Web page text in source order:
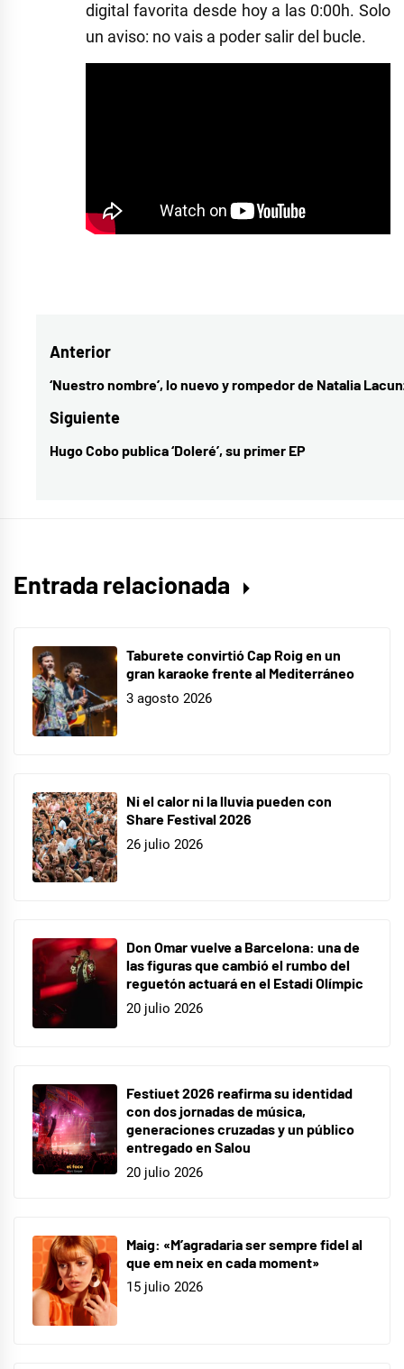
digital favorita desde hoy a las 0:00h. Solo
un aviso: no vais a poder salir del bucle.
estrenos
musicales,
música
Navegación
de
entradas
Anterior
Entrada
anterior:
‘Nuestro nombre’, lo nuevo y rompedor de Natalia
Siguiente
Entrada
Hugo Cobo publica ‘Doleré’, su primer EP
Entrada relacionada
Taburete convirtió Cap Roig en un
gran karaoke frente al Mediterráneo
3 agosto 2026
Ni el calor ni la lluvia pueden con
Share Festival 2026
26 julio 2026
Don Omar vuelve a Barcelona: una de
las figuras que cambió el rumbo del
reguetón actuará en el Estadi Olímpic
20 julio 2026
Festiuet 2026 reafirma su identidad
con dos jornadas de música,
generaciones cruzadas y un público
entregado en Salou
20 julio 2026
Maig: «M’agradaria ser sempre fidel al
que em neix en cada moment»
15 julio 2026